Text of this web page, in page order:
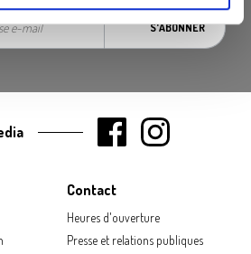
S'ABONNER
Contact
Heures d'ouverture
Presse et relations publiques